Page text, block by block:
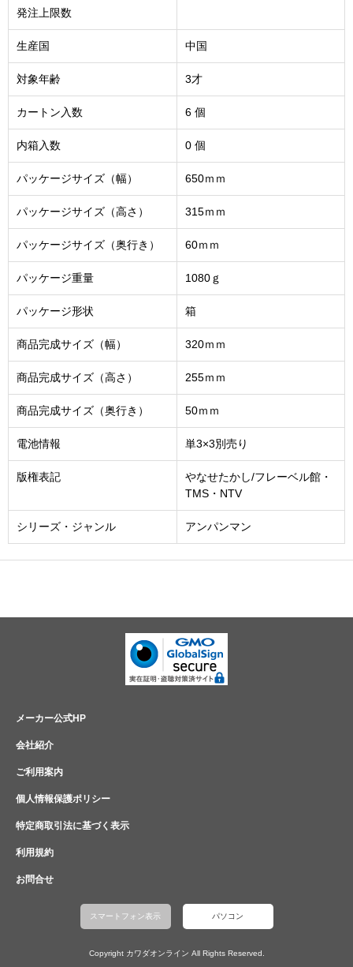
発注上限数
生産国 中国
対象年齢 3才
カートン入数 6 個
内箱入数 0 個
パッケージサイズ（幅） 650ｍｍ
パッケージサイズ（高さ） 315ｍｍ
パッケージサイズ（奥行き） 60ｍｍ
パッケージ重量 1080ｇ
パッケージ形状 箱
商品完成サイズ（幅） 320ｍｍ
商品完成サイズ（高さ） 255ｍｍ
商品完成サイズ（奥行き） 50ｍｍ
電池情報 単3×3別売り
版権表記
やなせたかし/フレーベル館・
TMS・NTV
シリーズ・ジャンル アンパンマン
メーカー公式HP
会社紹介
ご利用案内
個人情報保護ポリシー
特定商取引法に基づく表示
利用規約
お問合せ
スマートフォン表示 パソコン
Copyright カワダオンライン All Rights Reserved.